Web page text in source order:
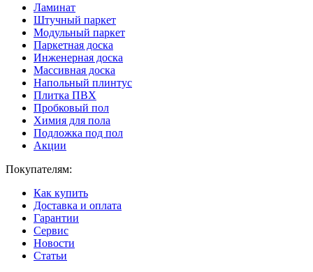
Ламинат
Штучный паркет
Модульный паркет
Паркетная доска
Инженерная доска
Массивная доска
Напольный плинтус
Плитка ПВХ
Пробковый пол
Химия для пола
Подложка под пол
Акции
Покупателям:
Как купить
Доставка и оплата
Гарантии
Сервис
Новости
Статьи